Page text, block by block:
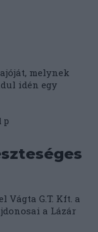
melynek
idén egy
p
Vágta G.T. Kft. a
a Lázár